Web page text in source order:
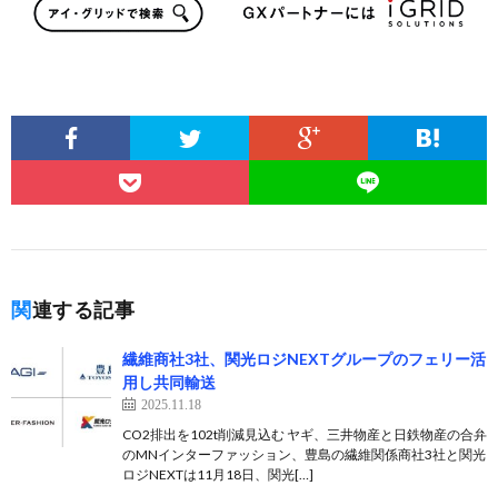
関連する記事
繊維商社3社、関光ロジNEXTグループのフェリー活
用し共同輸送
2025.11.18
CO2排出を102t削減見込む ヤギ、三井物産と日鉄物産の合弁
のMNインターファッション、豊島の繊維関係商社3社と関光
ロジNEXTは11月18日、関光[…]